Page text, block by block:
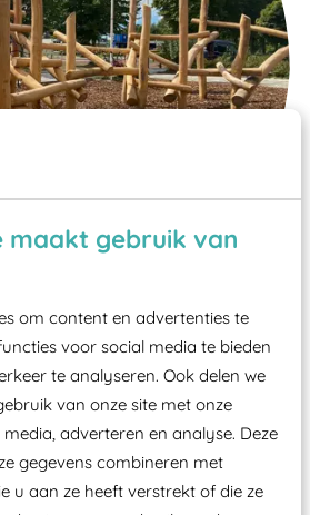
maakt gebruik van
om content en advertenties te
voor social media te bieden
te analyseren. Ook delen we
van onze site met onze
adverteren en analyse. Deze
gegevens combineren met
u aan ze heeft verstrekt of die ze
van 1,5 meter een speciale
speeltoestellen verplicht is
tegels of boomschors?
de openbare ruimte voorzien
typekeuring, -plaatje en